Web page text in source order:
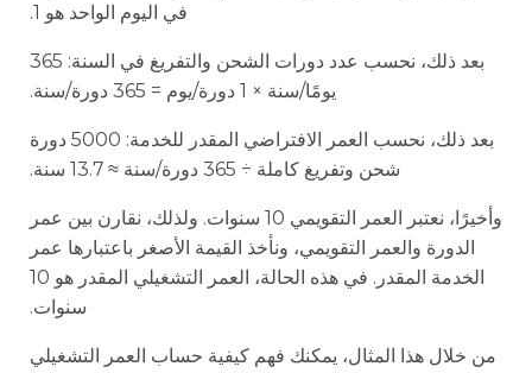
في اليوم الواحد هو 1.
بعد ذلك، نحسب عدد دورات الشحن والتفريغ في السنة: 365
يومًا/سنة × 1 دورة/يوم = 365 دورة/سنة.
بعد ذلك، نحسب العمر الافتراضي المقدر للخدمة: 5000 دورة
شحن وتفريغ كاملة ÷ 365 دورة/سنة ≈ 13.7 سنة.
وأخيرًا، نعتبر العمر التقويمي 10 سنوات. ولذلك، نقارن بين عمر
الدورة والعمر التقويمي، ونأخذ القيمة الأصغر باعتبارها عمر
الخدمة المقدر. في هذه الحالة، العمر التشغيلي المقدر هو 10
سنوات.
من خلال هذا المثال، يمكنك فهم كيفية حساب العمر التشغيلي